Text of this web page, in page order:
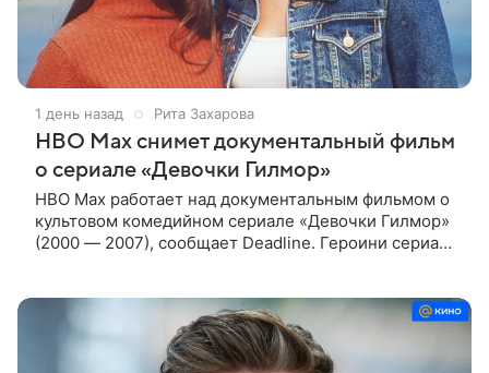
1 день назад Рита Захарова
HBO Max снимет документальный фильм
о сериале «Девочки Гилмор»
HBO Max работает над документальным фильмом о
культовом комедийном сериале «Девочки Гилмор»
(2000 — 2007), сообщает Deadline. Героини сериала